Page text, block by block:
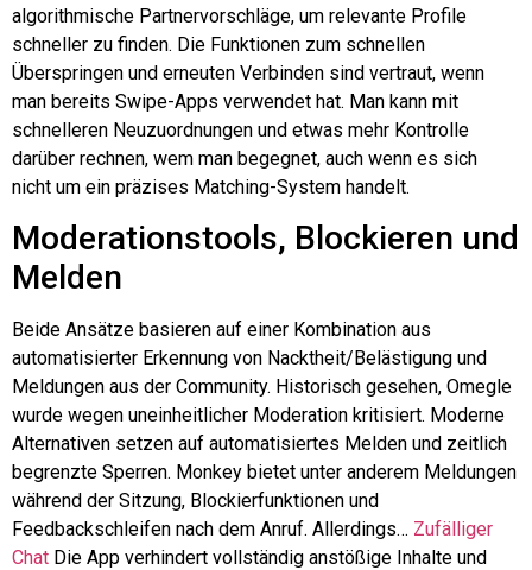
algorithmische Partnervorschläge, um relevante Profile
schneller zu finden. Die Funktionen zum schnellen
Überspringen und erneuten Verbinden sind vertraut, wenn
man bereits Swipe-Apps verwendet hat. Man kann mit
schnelleren Neuzuordnungen und etwas mehr Kontrolle
darüber rechnen, wem man begegnet, auch wenn es sich
nicht um ein präzises Matching-System handelt.
Moderationstools, Blockieren und
Melden
Beide Ansätze basieren auf einer Kombination aus
automatisierter Erkennung von Nacktheit/Belästigung und
Meldungen aus der Community. Historisch gesehen, Omegle
wurde wegen uneinheitlicher Moderation kritisiert. Moderne
Alternativen setzen auf automatisiertes Melden und zeitlich
begrenzte Sperren. Monkey bietet unter anderem Meldungen
während der Sitzung, Blockierfunktionen und
Feedbackschleifen nach dem Anruf. Allerdings… Zufälliger
Chat Die App verhindert vollständig anstößige Inhalte und